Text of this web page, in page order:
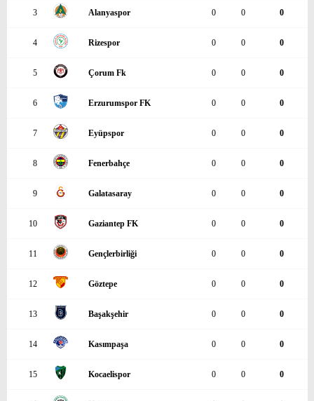
3 Alanyaspor 0 0 0
4 Rizespor 0 0 0
5 Çorum Fk 0 0 0
6 Erzurumspor FK 0 0 0
7 Eyüpspor 0 0 0
8 Fenerbahçe 0 0 0
9 Galatasaray 0 0 0
10 Gaziantep FK 0 0 0
11 Gençlerbirliği 0 0 0
12 Göztepe 0 0 0
13 Başakşehir 0 0 0
14 Kasımpaşa 0 0 0
15 Kocaelispor 0 0 0